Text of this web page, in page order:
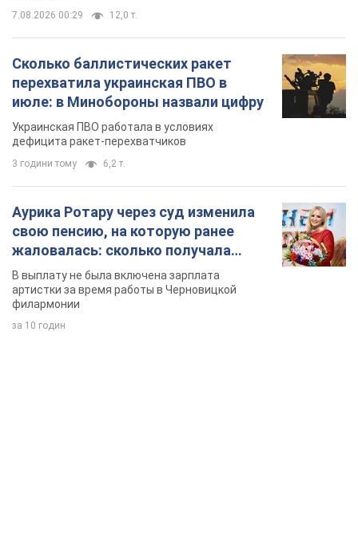
7.08.2026 00:29 12,0 т.
Сколько баллистических ракет
перехватила украинская ПВО в
июле: в Минобороны назвали цифру
Украинская ПВО работала в условиях
дефицита ракет-перехватчиков
3 години тому 6,2 т.
Аурика Ротару через суд изменила
свою пенсию, на которую ранее
жаловалась: сколько получала
певица
В выплату не была включена зарплата
артистки за время работы в Черновицкой
филармонии
за 10 годин